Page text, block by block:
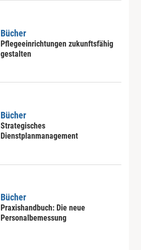
Bücher
Pflegeeinrichtungen zukunftsfähig
gestalten
Bücher
Strategisches
Dienstplanmanagement
Bücher
Praxishandbuch: Die neue
Personalbemessung